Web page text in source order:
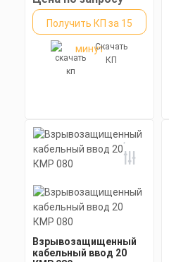
Получить КП за 15
минутСкачать
КП
Взрывозащищенный
кабельный ввод 20